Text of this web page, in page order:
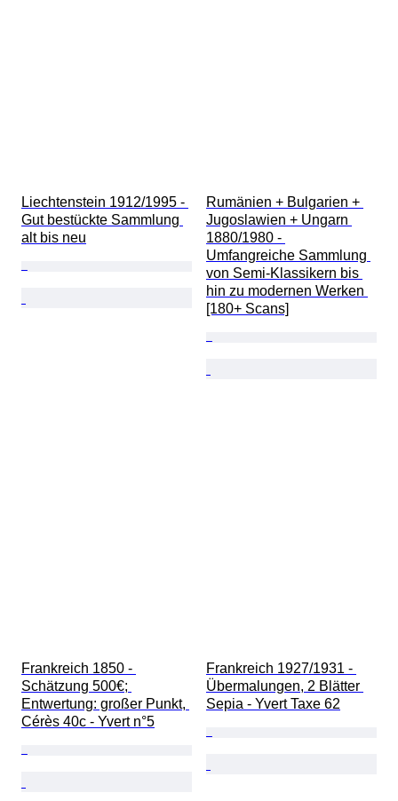
Liechtenstein 1912/1995 -
Gut bestückte Sammlung
alt bis neu
Rumänien + Bulgarien +
Jugoslawien + Ungarn
1880/1980 -
Umfangreiche Sammlung
von Semi-Klassikern bis
hin zu modernen Werken
[180+ Scans]
Frankreich 1850 -
Schätzung 500€;
Entwertung: großer Punkt,
Cérès 40c - Yvert n°5
Frankreich 1927/1931 -
Übermalungen, 2 Blätter
Sepia - Yvert Taxe 62